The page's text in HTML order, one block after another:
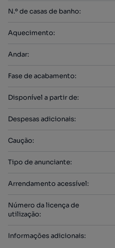
N.º de casas de banho:
Aquecimento:
Andar:
Fase de acabamento:
Disponível a partir de:
Despesas adicionais:
Caução:
Tipo de anunciante:
Arrendamento acessível:
Número da licença de
utilização:
Informações adicionais: